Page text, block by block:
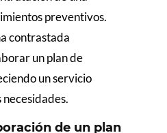
preventivos.
contrastada
un plan de
un servicio
de un plan